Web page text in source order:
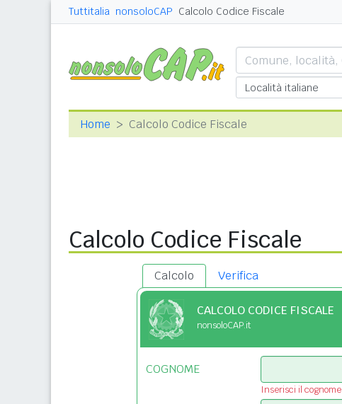
Tuttitalia nonsoloCAP Calcolo Codice Fiscale
Home Calcolo Codice Fiscale
Calcolo Codice Fiscale
Calcolo Verifica
CALCOLO CODICE FISCALE
nonsoloCAP.it
COGNOME
Inserisci il cognome